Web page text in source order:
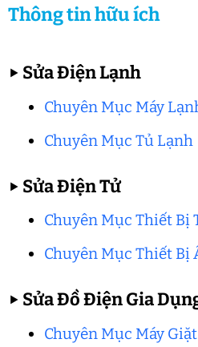
Thông tin hữu ích
▶ Sửa Điện Lạnh
Chuyên Mục Máy
Chuyên Mục Tủ Lạnh
▶ Sửa Điện Tử
Chuyên Mục Thiết Bị
Chuyên Mục Thiết Bị
▶ Sửa Đồ Điện Gia
Chuyên Mục Máy Giặt